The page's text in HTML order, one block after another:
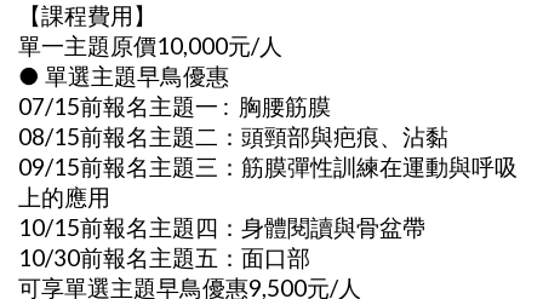
【課程費用】
單一主題原價10,000元/人
● 單選主題早鳥優惠
07/15前報名主題一 : 胸腰筋膜
08/15前報名主題二：頭頸部與疤痕、沾黏
09/15前報名主題三：筋膜彈性訓練在運動與呼吸
上的應用
10/15前報名主題四：身體閱讀與骨盆帶
10/30前報名主題五：面口部
可享單選主題早鳥優惠9,500元/人